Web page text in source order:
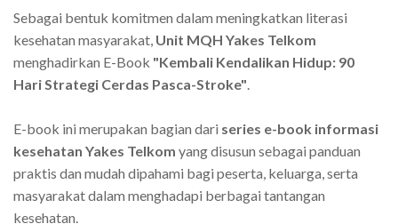
Sebagai bentuk komitmen dalam meningkatkan literasi
kesehatan masyarakat, Unit MQH Yakes Telkom
menghadirkan E-Book "Kembali Kendalikan Hidup: 90
Hari Strategi Cerdas Pasca-Stroke"
E-book ini merupakan bagian dari series e-book informasi
kesehatan Yakes Telkom yang disusun sebagai panduan
praktis dan mudah dipahami bagi peserta, keluarga, serta
masyarakat dalam menghadapi berbagai tantangan
kesehatan.